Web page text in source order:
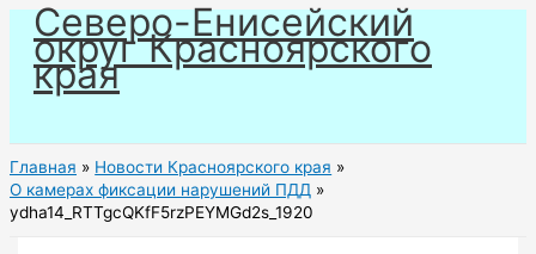
Перейти
содержимому
Северо-Енисейский
округ Красноярского
края
Главная
Новости Красноярского края
О камерах фиксации нарушений ПДД
ydha14_RTTgcQKfF5rzPEYMGd2s_1920